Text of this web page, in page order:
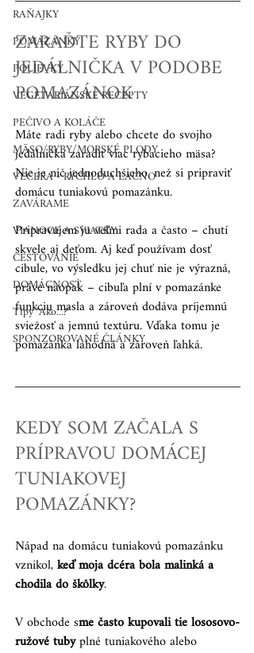
RAŇAJKY
POMAZÁNKY
POLIEVKY
VEGETARIÁNSKE RECEPTY
PEČIVO A KOLÁČE
MÄSO/RYBY/MORSKÉ PLODY
VEČERA - RÝCHLO A LACNO
ZAVÁRAME
VIANOCE A SVIATKY
CESTOVANIE
DOMÁCNOSŤ
Tipy "Ako...?"
SPONZOROVANÉ ČLÁNKY
ZARAĎTE RYBY DO
JEDÁLNIČKA V PODOBE
POMAZÁNOK
Máte radi ryby alebo chcete do svojho
jedálnička zaradiť viac rybacieho mäsa?
Nie je nič jednoduchšieho, než si pripraviť
domácu tuniakovú pomazánku.
Pripravujem ju veľmi rada a často – chutí
skvele aj deťom. Aj keď používam dosť
cibule, vo výsledku jej chuť nie je výrazná,
práve naopak – cibuľa plní v pomazánke
funkciu masla a zároveň dodáva príjemnú
sviežosť a jemnú textúru. Vďaka tomu je
pomazánka lahodná a zároveň ľahká.
KEDY SOM ZAČALA S
PRÍPRAVOU DOMÁCEJ
TUNIAKOVEJ
POMAZÁNKY?
Nápad na domácu tuniakovú pomazánku
vznikol, keď moja dcéra bola malinká a
chodila do škôlky.
V obchode sme často kupovali tie lososovo-
ružové tuby plné tuniakového alebo